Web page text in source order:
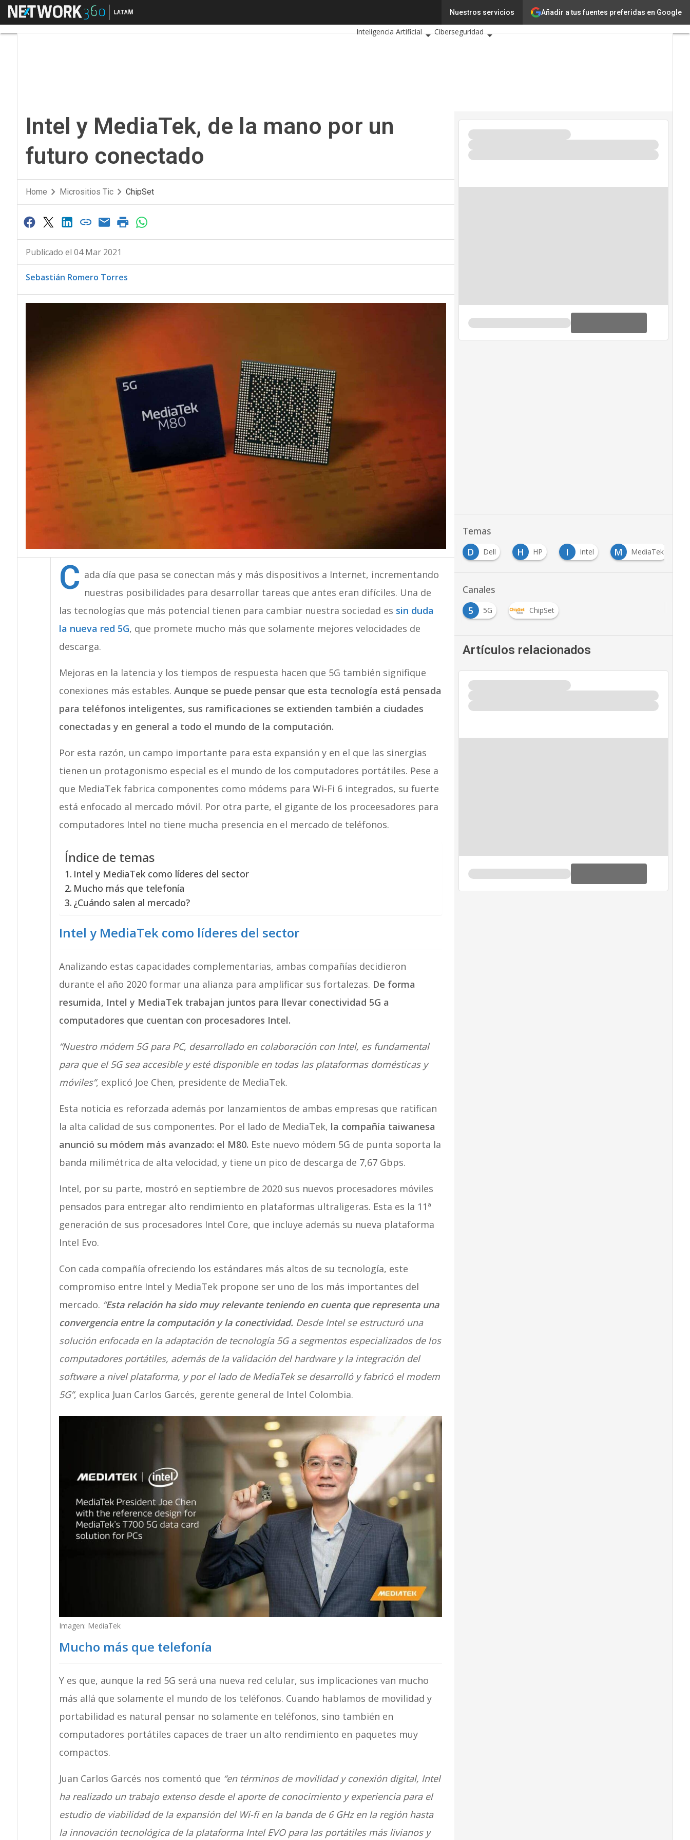
Añadir a tus fuentes preferidas en Google
Nuestros servicios
Menú
Ciencia
Inteligencia Artificial
Ciberseguridad
Intel y MediaTek, de la mano por un
futuro conectado
Home Micrositios Tic ChipSet
Publicado el 04 Mar 2021
Sebastián Romero Torres
C ada día que pasa se conectan más y más dispositivos a Internet, incrementando
nuestras posibilidades para desarrollar tareas que antes eran difíciles. Una de
las tecnologías que más potencial tienen para cambiar nuestra sociedad es sin duda
la nueva red 5G, que promete mucho más que solamente mejores velocidades de
descarga.
Mejoras en la latencia y los tiempos de respuesta hacen que 5G también signifique
conexiones más estables. Aunque se puede pensar que esta tecnología está pensada
para teléfonos inteligentes, sus ramificaciones se extienden también a ciudades
conectadas y en general a todo el mundo de la computación.
Por esta razón, un campo importante para esta expansión y en el que las sinergias
tienen un protagonismo especial es el mundo de los computadores portátiles. Pese a
que MediaTek fabrica componentes como módems para Wi-Fi 6 integrados, su fuerte
está enfocado al mercado móvil. Por otra parte, el gigante de los proceesadores para
computadores Intel no tiene mucha presencia en el mercado de teléfonos.
Índice de temas
Intel y MediaTek como líderes del sector
Mucho más que telefonía
¿Cuándo salen al mercado?
Intel y MediaTek como líderes del sector
Analizando estas capacidades complementarias, ambas compañías decidieron
durante el año 2020 formar una alianza para amplificar sus fortalezas. De forma
resumida, Intel y MediaTek trabajan juntos para llevar conectividad 5G a
computadores que cuentan con procesadores Intel.
“Nuestro módem 5G para PC, desarrollado en colaboración con Intel, es fundamental
para que el 5G sea accesible y esté disponible en todas las plataformas domésticas y
móviles”, explicó Joe Chen, presidente de MediaTek.
Esta noticia es reforzada además por lanzamientos de ambas empresas que ratifican
la alta calidad de sus componentes. Por el lado de MediaTek, la compañía taiwanesa
anunció su módem más avanzado: el M80. Este nuevo módem 5G de punta soporta la
banda milimétrica de alta velocidad, y tiene un pico de descarga de 7,67 Gbps.
Intel, por su parte, mostró en septiembre de 2020 sus nuevos procesadores móviles
pensados para entregar alto rendimiento en plataformas ultraligeras. Esta es la 11ª
generación de sus procesadores Intel Core, que incluye además su nueva plataforma
Intel Evo.
Con cada compañía ofreciendo los estándares más altos de su tecnología, este
compromiso entre Intel y MediaTek propone ser uno de los más importantes del
mercado. “Esta relación ha sido muy relevante teniendo en cuenta que representa una
convergencia entre la computación y la conectividad. Desde Intel se estructuró una
solución enfocada en la adaptación de tecnología 5G a segmentos especializados de los
computadores portátiles, además de la validación del hardware y la integración del
software a nivel plataforma, y por el lado de MediaTek se desarrolló y fabricó el modem
5G”, explica Juan Carlos Garcés, gerente general de Intel Colombia.
Imagen: MediaTek
Mucho más que telefonía
Y es que, aunque la red 5G será una nueva red celular, sus implicaciones van mucho
más allá que solamente el mundo de los teléfonos. Cuando hablamos de movilidad y
portabilidad es natural pensar no solamente en teléfonos, sino también en
computadores portátiles capaces de traer un alto rendimiento en paquetes muy
compactos.
Juan Carlos Garcés nos comentó que “en términos de movilidad y conexión digital, Intel
ha realizado un trabajo extenso desde el aporte de conocimiento y experiencia para el
estudio de viabilidad de la expansión del Wi-fi en la banda de 6 GHz en la región hasta
la innovación tecnológica de la plataforma Intel EVO para las portátiles más livianos y
Temas
5
5G D Dell H HP I Intel M MediaTek
Canales
5
5G ChipSet
Artículos relacionados